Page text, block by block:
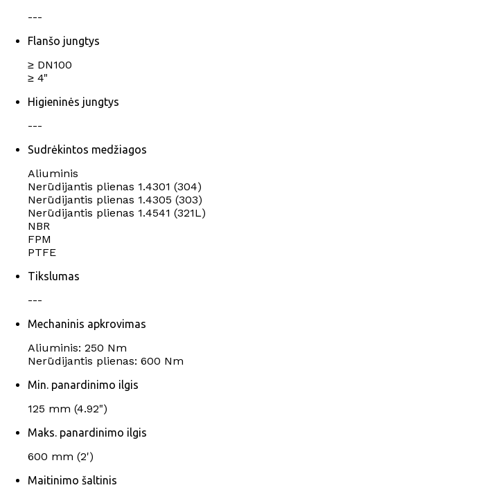
---
Flanšo jungtys
≥ DN100
≥ 4"
Higieninės jungtys
---
Sudrėkintos medžiagos
Aliuminis
Nerūdijantis plienas 1.4301 (304)
Nerūdijantis plienas 1.4305 (303)
Nerūdijantis plienas 1.4541 (321L)
NBR
FPM
PTFE
Tikslumas
---
Mechaninis apkrovimas
Aliuminis: 250 Nm
Nerūdijantis plienas: 600 Nm
Min. panardinimo ilgis
125 mm (4.92")
Maks. panardinimo ilgis
600 mm (2')
Maitinimo šaltinis